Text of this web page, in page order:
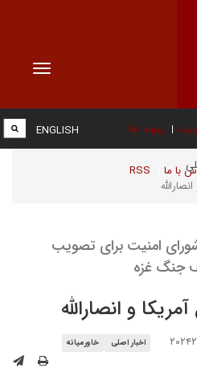
Toggle
پیوند ها
با ما RSS
ENGLISH
امنیت برای تصویب
جنگ غزه
و انصارالله
اخبار اصلی خاورمیانه